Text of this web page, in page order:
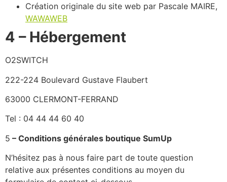
Création originale du site web par Pascale MAIRE,
WAWAWEB
4 – Hébergement
O2SWITCH
222-224 Boulevard Gustave Flaubert
63000 CLERMONT-FERRAND
Tel : 04 44 44 60 40
5 – Conditions générales boutique SumUp
N’hésitez pas à nous faire part de toute question
relative aux présentes conditions au moyen du